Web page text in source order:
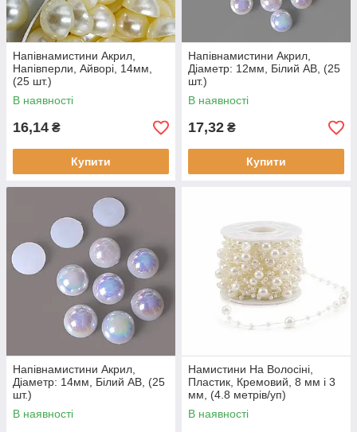
Напівнамистини Акрил,
Напівперли, Айворі, 14мм,
(25 шт.)
В наявності
16,14 ₴
Купити
Напівнамистини Акрил,
Діаметр: 12мм, Білий АВ, (25
шт.)
В наявності
17,32 ₴
Купити
Напівнамистини Акрил,
Діаметр: 14мм, Білий АВ, (25
шт.)
В наявності
Намистини На Волосіні,
Пластик, Кремовий, 8 мм і 3
мм, (4.8 метрів/уп)
В наявності